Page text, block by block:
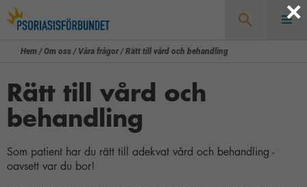
Hem /Om oss / Våra frågor/Rätt till vård och behandling
Rätt till vård och
behandling
Som patient har du rätt till adekvat vård och behandling -
oavsett var du bor!
×